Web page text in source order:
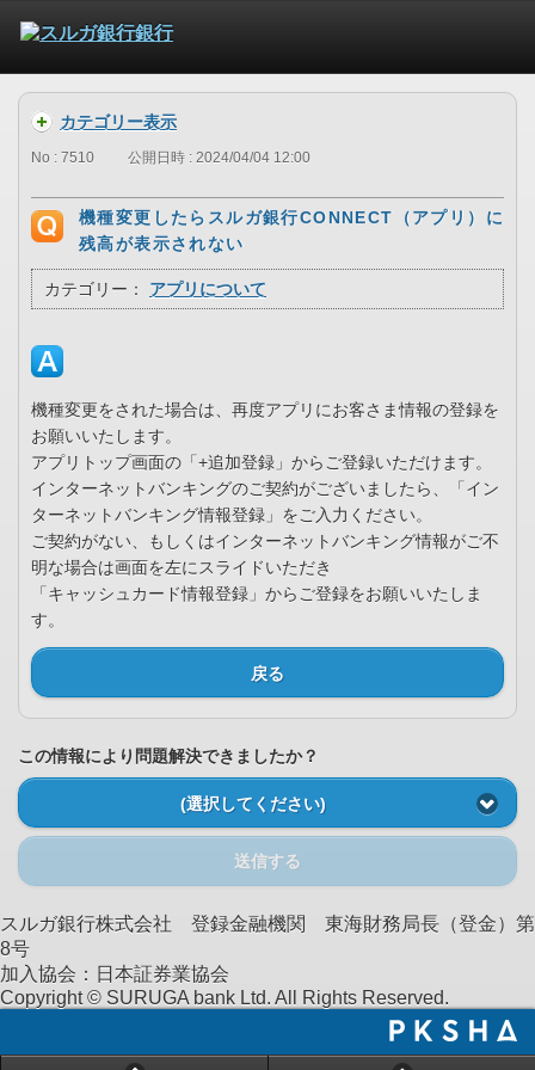
カテゴリー表示
No : 7510 公開日時 : 2024/04/04 12:00
機種変更したらスルガ銀行CONNECT（アプリ）に
残高が表示されない
カテゴリー： アプリについて
機種変更をされた場合は、再度アプリにお客さま情報の登録を
お願いいたします。
アプリトップ画面の「+追加登録」からご登録いただけます。
インターネットバンキングのご契約がございましたら、「イン
ターネットバンキング情報登録」をご入力ください。
ご契約がない、もしくはインターネットバンキング情報がご不
明な場合は画面を左にスライドいただき
「キャッシュカード情報登録」からご登録をお願いいたしま
す。
戻る
この情報により問題解決できましたか？
(選択してください)
送信する
スルガ銀行株式会社 登録金融機関 東海財務局長（登金）第
8号
加入協会：日本証券業協会
Copyright © SURUGA bank Ltd. All Rights Reserved.